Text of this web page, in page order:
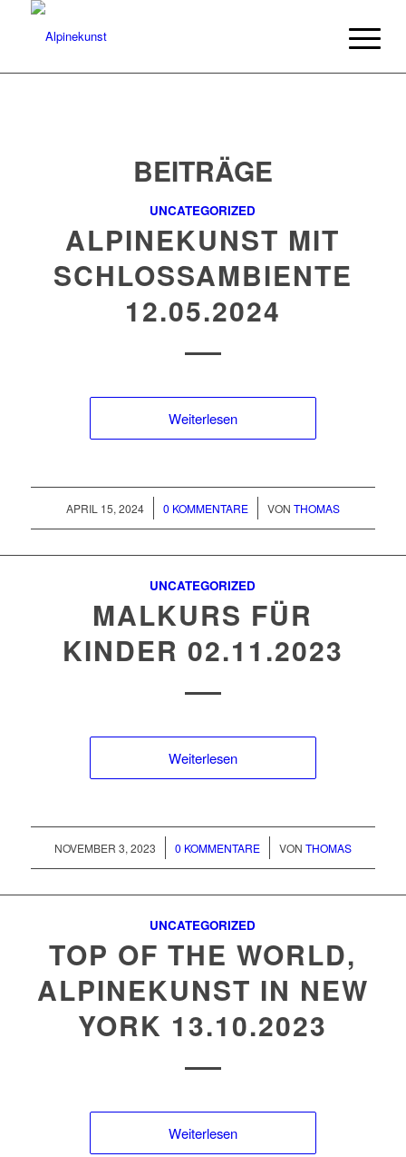
BEITRÄGE
UNCATEGORIZED
ALPINEKUNST MIT
SCHLOSSAMBIENTE
12.05.2024
Weiterlesen
APRIL 15, 2024
/ 0 KOMMENTARE
/ VON THOMAS
UNCATEGORIZED
MALKURS FÜR
KINDER 02.11.2023
Weiterlesen
NOVEMBER 3, 2023
/ 0 KOMMENTARE
/ VON THOMAS
UNCATEGORIZED
TOP OF THE WORLD,
ALPINEKUNST IN NEW
YORK 13.10.2023
Weiterlesen